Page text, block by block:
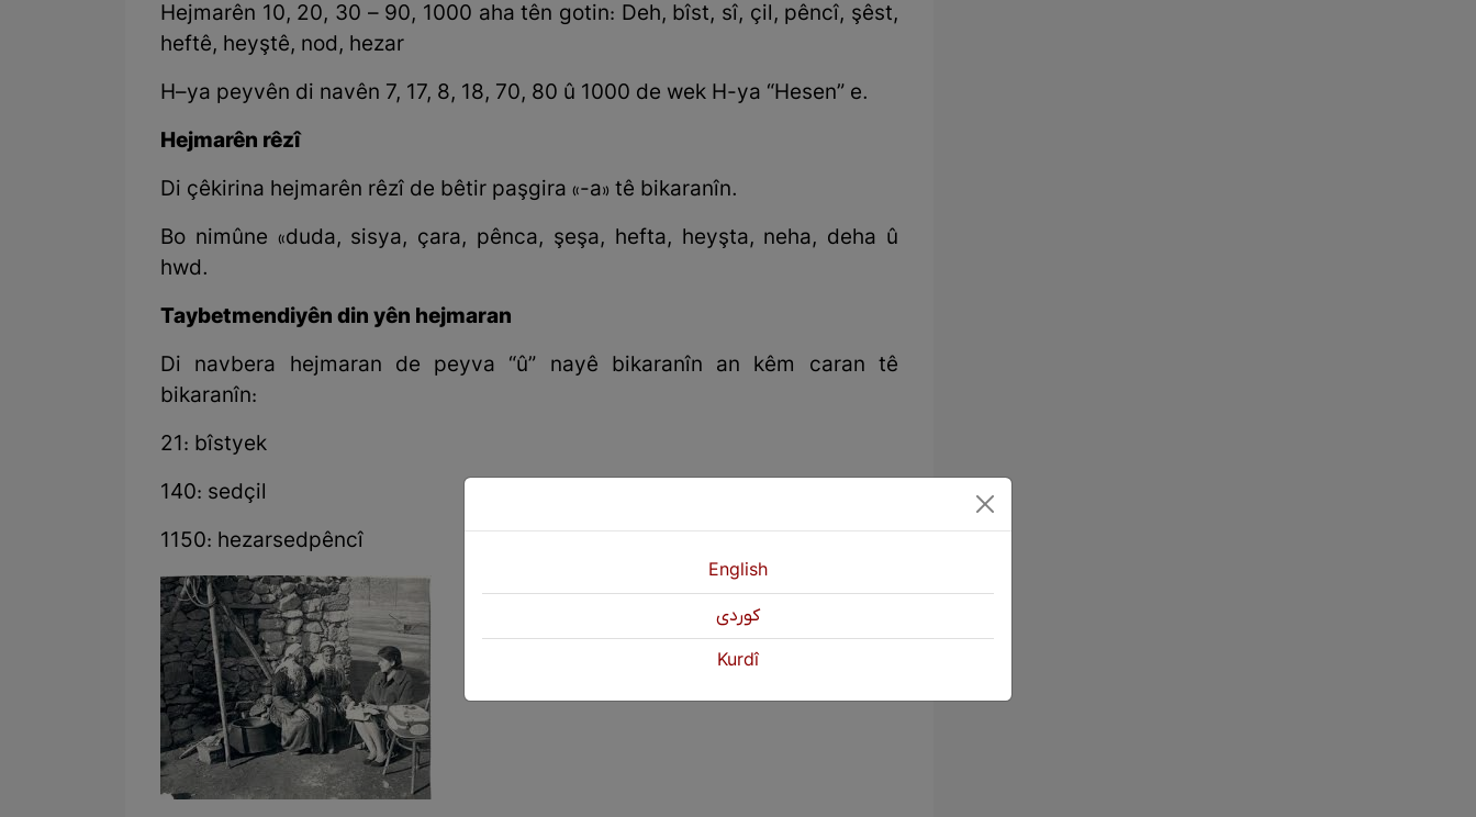
Hejmarên 10, 20, 30 – 90, 1000 aha tên gotin: Deh, bîst, sî, çil, pêncî, şêst,
heftê, heyştê, nod, hezar
H–ya peyvên di navên 7, 17, 8, 18, 70, 80 û 1000 de wek H-ya “Hesen” e.
Hejmarên rêzî
Di çêkirina hejmarên rêzî de bêtir paşgira «-a» tê bikaranîn.
Bo nimûne «duda, sisya, çara, pênca, şeşa, hefta, heyşta, neha, deha û
hwd.
Taybetmendiyên din yên hejmaran
Di navbera hejmaran de peyva “û” nayê bikaranîn an kêm caran tê
bikaranîn:
21: bîstyek
140: sedçil
1150: hezarsedpêncî
English
كوردی
Kurdî